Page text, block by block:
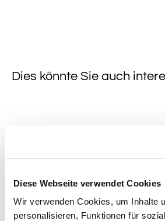
Diese Webseite verwendet Cookies
Wir verwenden Cookies, um Inhalte
personalisieren, Funktionen für
Dies könnte Sie auch